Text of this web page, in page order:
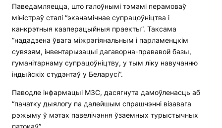
Паведамляецца, што галоўнымі тэмамі перамоваў
міністраў сталі “эканамічнае супрацоўніцтва і
канкрэтныя кааперацыйныя праекты”. Таксама
“нададзена ўвага міжрэгіянальным і парламенцкім
сувязям, інвентарызацыі дагаворна-прававой базы,
гуманітарнаму супрацоўніцтву, у тым ліку навучанню
індыйскіх студэнтаў у Беларусі”.
Паводле інфармацыі МЗС, дасягнута дамоўленасць аб
“пачатку дыялогу па далейшым спрашчэнні візавага
рэжыму ў мэтах павелічэння ўзаемных турыстычных
патокаў”.